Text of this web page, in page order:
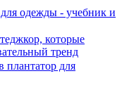
одежды - учебник и
которые
тренд
плантатор для